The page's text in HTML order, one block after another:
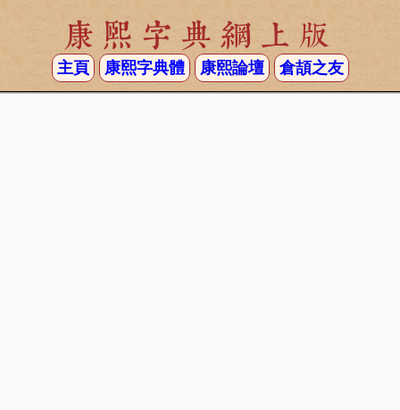
康熙字典網上版
主頁 康熙字典體 康熙論壇 倉頡之友